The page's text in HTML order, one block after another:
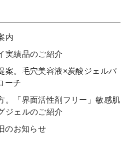
内
実績品のご紹介
案。毛穴美容液×炭酸ジェルパ
ーチ
。「界面活性剤フリー」敏感肌
ジェルのご紹介
のお知らせ